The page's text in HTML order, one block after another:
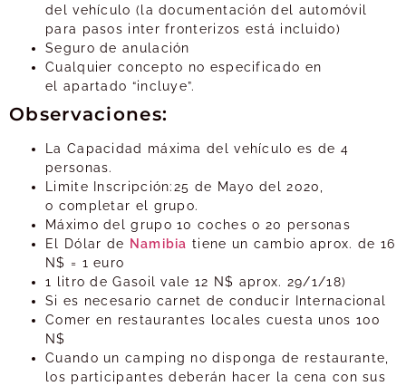
del vehículo (la documentación del automóvil
para pasos inter fronterizos está incluido)
Seguro de anulación
Cualquier concepto no especificado en
el apartado “incluye”.
Observaciones:
La Capacidad máxima del vehículo es de 4
personas.
Limite Inscripción:25 de Mayo del 2020,
o completar el grupo.
Máximo del grupo 10 coches o 20 personas
El Dólar de Namibia tiene un cambio aprox. de 16
N$ = 1 euro
1 litro de Gasoil vale 12 N$ aprox. 29/1/18)
Si es necesario carnet de conducir Internacional
Comer en restaurantes locales cuesta unos 100
N$
Cuando un camping no disponga de restaurante,
los participantes deberán hacer la cena con sus